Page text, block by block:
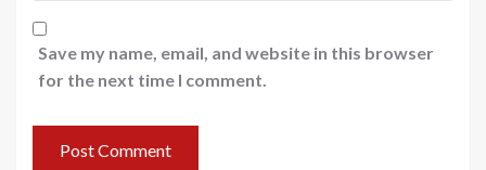
Save my name, email, and website in this browser
for the next time I comment.